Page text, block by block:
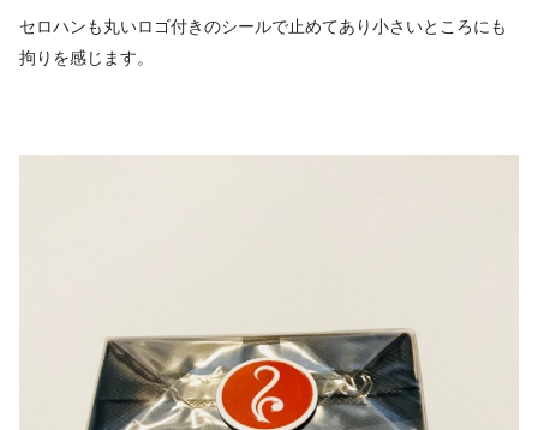
セロハンも丸いロゴ付きのシールで止めてあり小さいところにも
拘りを感じます。